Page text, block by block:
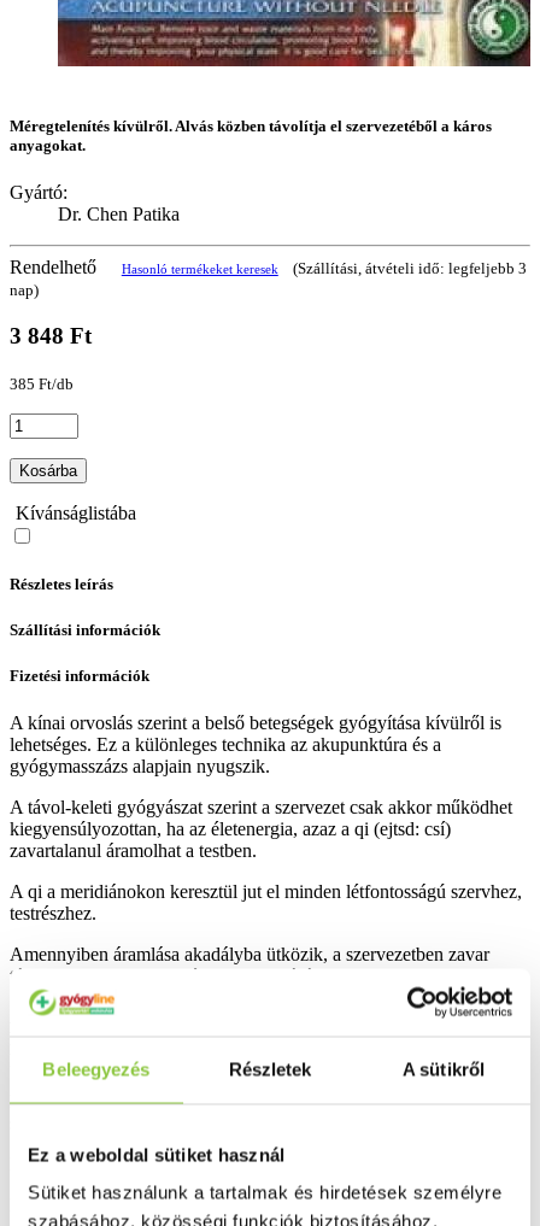
Beleegyezés Részletek A sütikről
Ez a weboldal sütiket használ
Sütiket használunk a tartalmak és hirdetések személyre
szabásához, közösségi funkciók biztosításához,
Méregtelenítés kívülről. Alvás közben távolítja el szervezetéből a káros
anyagokat.
Gyártó:
Dr. Chen Patika
Rendelhető Hasonló termékeket keresek
(Szállítási, átvételi idő: legfeljebb 3
nap)
3 848 Ft
385 Ft/db
Kosárba
Kívánságlistába
Részletes leírás
Szállítási információk
Fizetési információk
A kínai orvoslás szerint a belső betegségek gyógyítása kívülről is
lehetséges. Ez a különleges technika az akupunktúra és a
gyógymasszázs alapjain nyugszik.
A távol-keleti gyógyászat szerint a szervezet csak akkor működhet
kiegyensúlyozottan, ha az életenergia, azaz a qi (ejtsd: csí)
zavartalanul áramolhat a testben.
A qi a meridiánokon keresztül jut el minden létfontosságú szervhez,
testrészhez.
Amennyiben áramlása akadályba ütközik, a szervezetben zavar
támad, ami megbetegedések kialakulásához vezethet.
A Yang chi tapasz különleges gyógynövény-összetételének
kiürülését a szervezetből.
Eredményessége látványos: este felhelyezve reggelre megtelik a
Kiszerelés: 10 db.
Bővebben ...